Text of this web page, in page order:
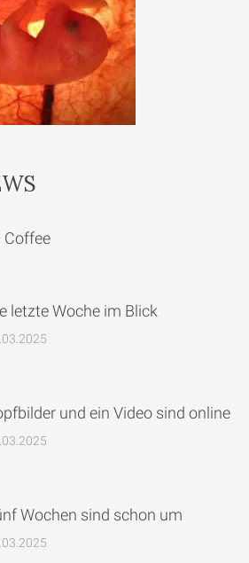
Coffee
letzte Woche im Blick
und ein Video sind online
Wochen sind schon um